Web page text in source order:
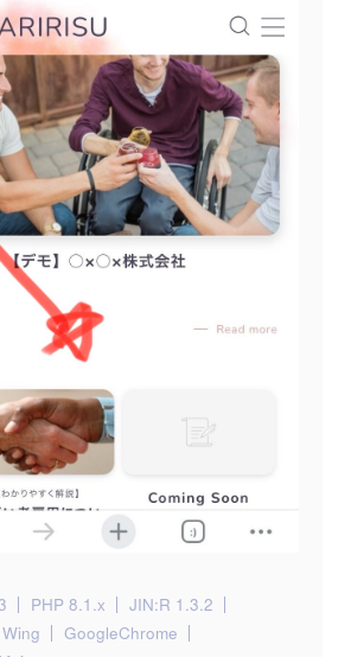
PHP 8.1.x
JIN:R 1.3.2
GoogleChrome